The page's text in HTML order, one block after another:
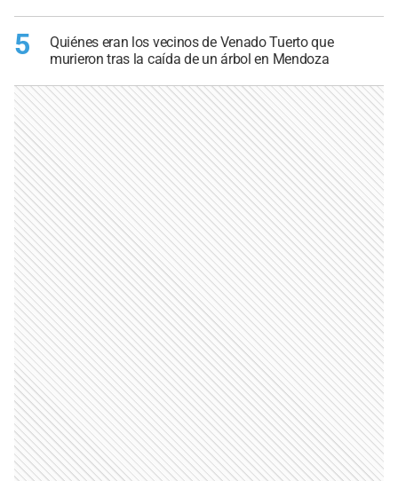
5
Quiénes eran los vecinos de Venado Tuerto que
murieron tras la caída de un árbol en Mendoza